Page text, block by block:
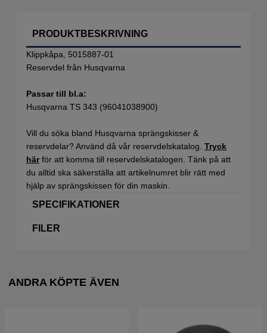
PRODUKTBESKRIVNING
Klippkåpa, 5015887-01
Reservdel från Husqvarna
Passar till bl.a:
Husqvarna TS 343 (96041038900)
Vill du söka bland Husqvarna sprängskisser &
reservdelar? Använd då vår reservdelskatalog. Tryck
härför att komma till reservdelskatalogen. Tänk på att
du alltid ska säkerställa att artikelnumret blir rätt med
hjälp av sprängskissen för din maskin.
SPECIFIKATIONER
FILER
ANDRA KÖPTE ÄVEN